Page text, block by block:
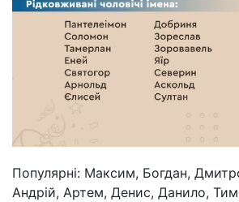
Популярні: Максим, Богдан,
Андрій, Артем, Денис, Данило,